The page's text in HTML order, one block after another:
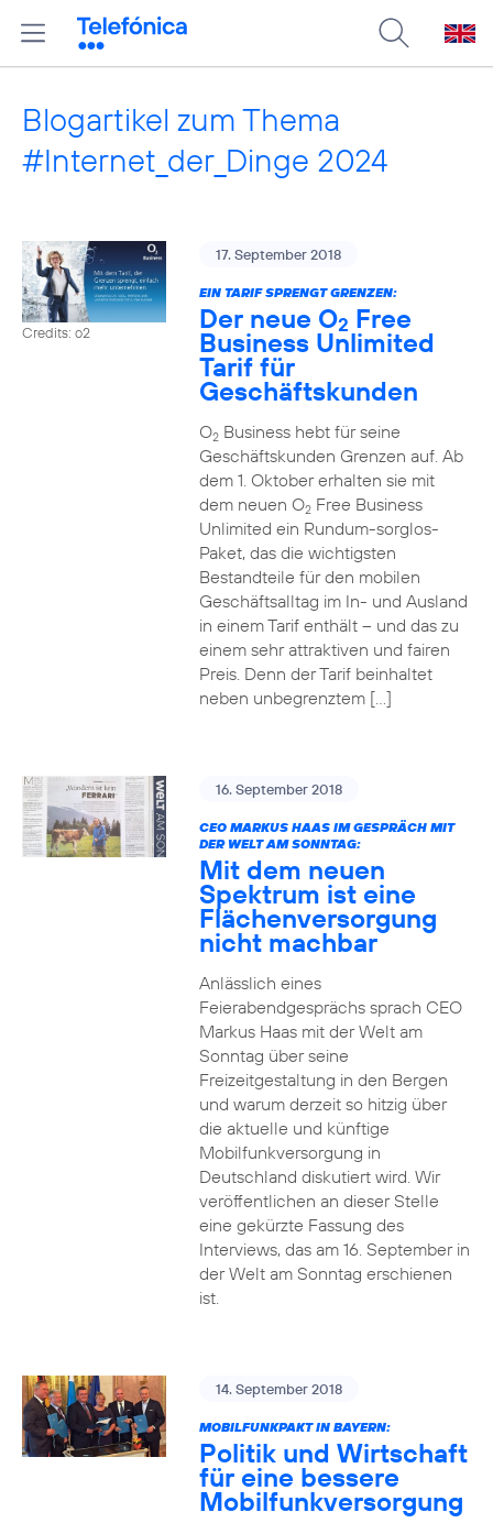
Blogartikel zum Thema
#Internet_der_Dinge 2024
Credits: o2
17. September 2018
EIN TARIF SPRENGT GRENZEN:
Der neue O2 Free
Business Unlimited
Tarif für
Geschäftskunden
O2Business hebt für seine
Geschäftskunden Grenzen auf. Ab
dem 1. Oktober erhalten sie mit
dem neuen O2Free Business
Unlimited ein Rundum-sorglos-
Paket, das die wichtigsten
Bestandteile für den mobilen
Geschäftsalltag im In- und Ausland
in einem Tarif enthält – und das zu
einem sehr attraktiven und fairen
Preis. Denn der Tarif beinhaltet
neben unbegrenztem […]
16. September 2018
CEO MARKUS HAAS IM GESPRÄCH MIT
DER WELT AM SONNTAG:
Mit dem neuen
Spektrum ist eine
Flächenversorgung
nicht machbar
Anlässlich eines
Feierabendgesprächs sprach CEO
Markus Haas mit der Welt am
Sonntag über seine
Freizeitgestaltung in den Bergen
und warum derzeit so hitzig über
die aktuelle und künftige
Mobilfunkversorgung in
Deutschland diskutiert wird. Wir
veröffentlichen an dieser Stelle
eine gekürzte Fassung des
Interviews, das am 16. September in
der Welt am Sonntag erschienen
ist.
14. September 2018
MOBILFUNKPAKT IN BAYERN:
Politik und Wirtschaft
für eine bessere
Mobilfunkversorgung